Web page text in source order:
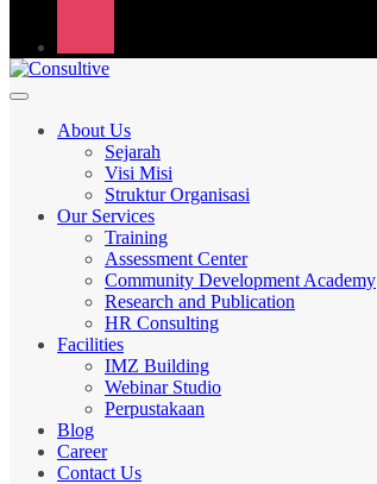
About Us
Sejarah
Visi Misi
Struktur Organisasi
Our Services
Training
Assessment Center
Community Development Academy
Research and Publication
HR Consulting
Facilities
IMZ Building
Webinar Studio
Perpustakaan
Blog
Career
Contact Us